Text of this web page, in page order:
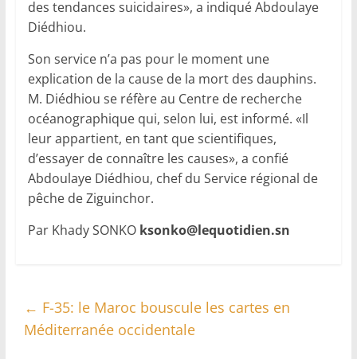
des tendances suicidaires», a indiqué Abdoulaye
Diédhiou.
Son service n’a pas pour le moment une
explication de la cause de la mort des dauphins.
M. Diédhiou se réfère au Centre de recherche
océanographique qui, selon lui, est informé. «Il
leur appartient, en tant que scientifiques,
d’essayer de connaître les causes», a confié
Abdoulaye Diédhiou, chef du Service régional de
pêche de Ziguinchor.
Par Khady SONKO ksonko@lequotidien.sn
← F-35: le Maroc bouscule les cartes en
Méditerranée occidentale